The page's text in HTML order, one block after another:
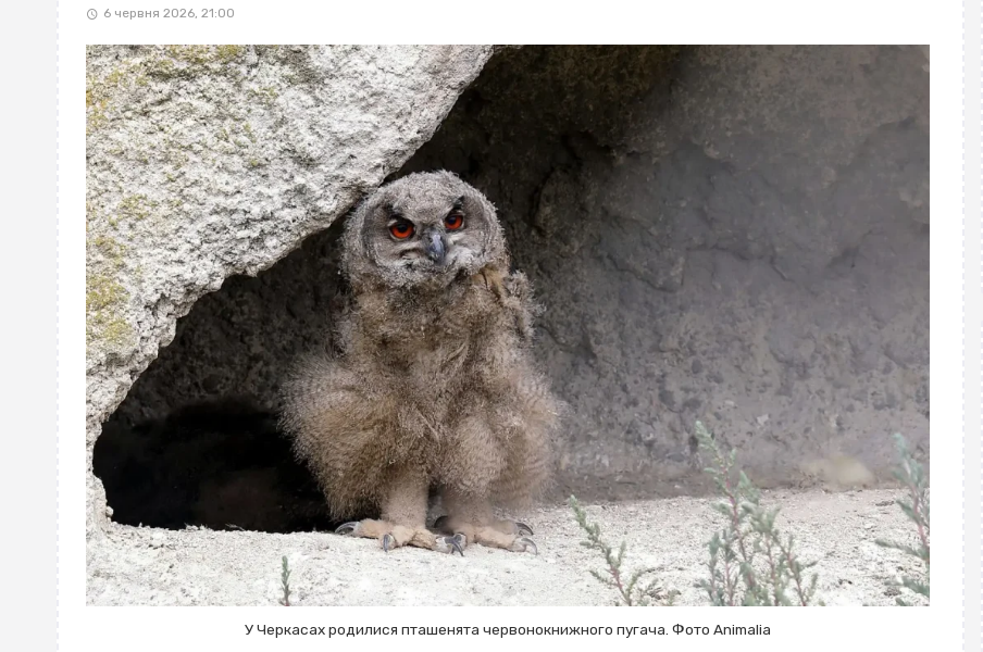
6 червня 2026, 21:00
У Черкасах родилися пташенята червонокнижного пугача. Фото Animalia